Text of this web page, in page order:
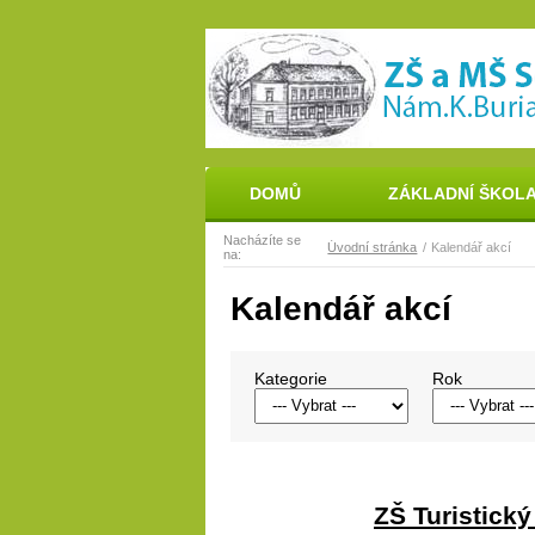
DOMŮ ZÁKLADNÍ
Nacházíte se
na:
Úvodní stránka Kalendář akcí
Kalendář akcí
Kategorie Rok
ZŠ